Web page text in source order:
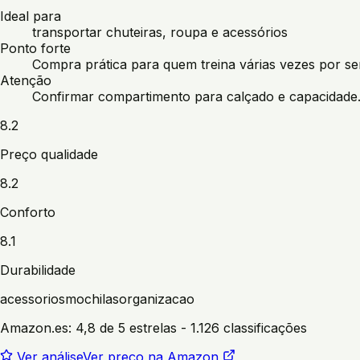
Ideal para
transportar chuteiras, roupa e acessórios
Ponto forte
Compra prática para quem treina várias vezes por
Atenção
Confirmar compartimento para calçado e capacidade.
8.2
Preço qualidade
8.2
Conforto
8.1
Durabilidade
acessoriosmochilasorganizacao
Amazon.es: 4,8 de 5 estrelas - 1.126 classificações
Ver análiseVer preço na Amazon